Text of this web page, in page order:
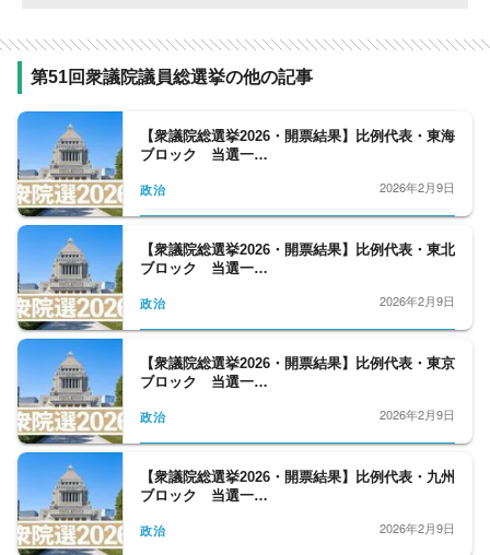
事故、政治に経済、芸能やスポーツまで、あ
らゆるニュースを取り扱うプロ集団です。
第51回衆議院議員総選挙の他の記事
【衆議院総選挙2026・開票結果】比例代表・東海
ブロック 当選一…
政治 2026年2月9日
【衆議院総選挙2026・開票結果】比例代表・東北
ブロック 当選一…
政治 2026年2月9日
【衆議院総選挙2026・開票結果】比例代表・東京
ブロック 当選一…
政治 2026年2月9日
【衆議院総選挙2026・開票結果】比例代表・九州
ブロック 当選一…
政治 2026年2月9日